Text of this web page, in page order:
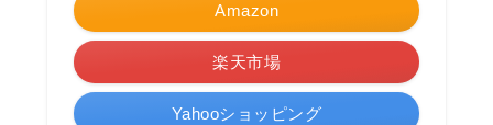
Amazon
楽天市場
Yahooショッピング